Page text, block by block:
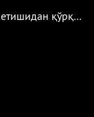
«Энг кўп Сирдарё ИЭС ёниб кетишидан қўрқдим» – Шавкат Мирзиёев электр энергияси узилиши билан боғлиқ ҳолат ҳақида